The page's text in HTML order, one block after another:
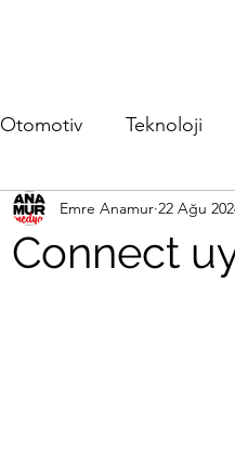
Otomotiv Teknoloji
Connect
Emre Anamur 22 Ağu